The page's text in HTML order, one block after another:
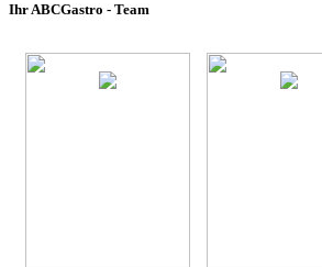
Ihr ABCGastro - Team